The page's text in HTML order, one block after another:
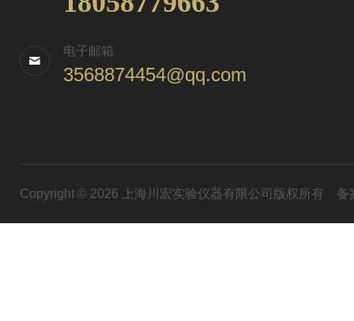
电子邮箱
3568874454@qq.com
Copyright © 2026 上海川宏实验仪器有限公司版权所有 备